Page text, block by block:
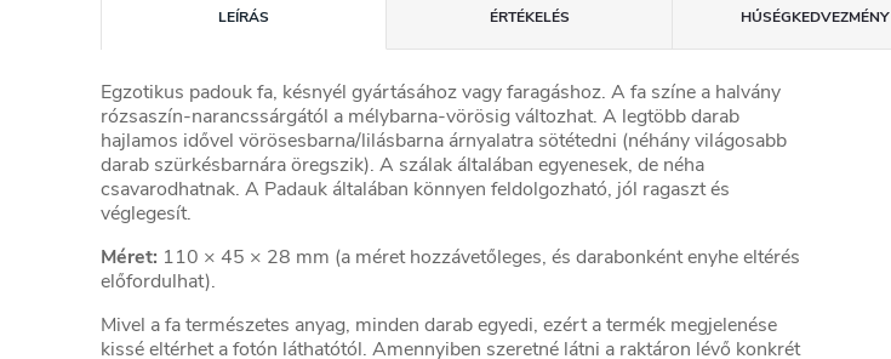
LEÍRÁS ÉRTÉKELÉS HŰSÉGKEDVEZMÉNY
Egzotikus padouk fa, késnyél gyártásához vagy faragáshoz. A fa színe a halvány
rózsaszín-narancssárgától a mélybarna-vörösig változhat. A legtöbb darab
hajlamos idővel vörösesbarna/lilásbarna árnyalatra sötétedni (néhány világosabb
darab szürkésbarnára öregszik). A szálak általában egyenesek, de néha
csavarodhatnak. A Padauk általában könnyen feldolgozható, jól ragaszt és
véglegesít.
Méret: 110 × 45 × 28 mm (a méret hozzávetőleges, és darabonként enyhe eltérés
előfordulhat).
Mivel a fa természetes anyag, minden darab egyedi, ezért a termék megjelenése
kissé eltérhet a fotón láthatótól. Amennyiben szeretné látni a raktáron lévő konkrét